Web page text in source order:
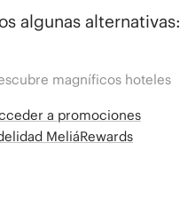
algunas alternativas:
magníficos hoteles
a promociones
MeliáRewards